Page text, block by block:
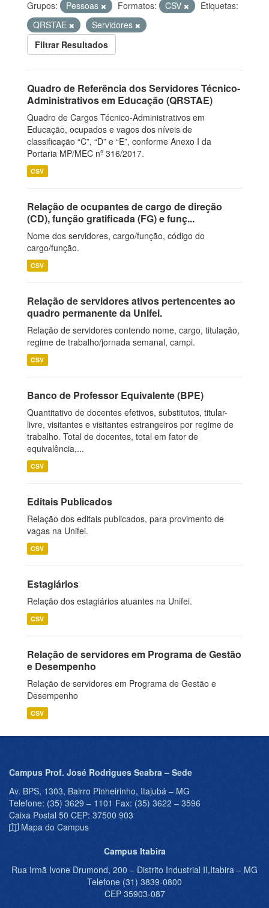
Grupos: Pessoas Formatos: CSV
Etiquetas:
QRSTAE
Servidores
Filtrar Resultados
Quadro de Referência dos Servidores Técnico-
Administrativos em Educação (QRSTAE)
Quadro de Cargos Técnico-Administrativos em
Educação, ocupados e vagos dos níveis de
classificação “C”, “D” e “E”, conforme Anexo I da
Portaria MP/MEC nº 316/2017.
CSV
Relação de ocupantes de cargo de direção
(CD), função gratificada (FG) e funç...
Nome dos servidores, cargo/função, código do
cargo/função.
CSV
Relação de servidores ativos pertencentes ao
quadro permanente da Unifei.
Relação de servidores contendo nome, cargo, titulação,
regime de trabalho/jornada semanal, campi.
CSV
Banco de Professor Equivalente (BPE)
Quantitativo de docentes efetivos, substitutos, titular-
livre, visitantes e visitantes estrangeiros por regime de
trabalho. Total de docentes, total em fator de
equivalência,...
CSV
Editais Publicados
Relação dos editais publicados, para provimento de
vagas na Unifei.
CSV
Estagiários
Relação dos estagiários atuantes na Unifei.
CSV
Relação de servidores em Programa de Gestão
e Desempenho
Relação de servidores em Programa de Gestão e
Desempenho
CSV
Campus Prof. José Rodrigues Seabra – Sede
Av. BPS, 1303, Bairro Pinheirinho, Itajubá – MG
Telefone: (35) 3629 – 1101 Fax: (35) 3622 – 3596
Caixa Postal 50 CEP: 37500 903
Mapa do Campus
Campus Itabira
Rua Irmã Ivone Drumond, 200 – Distrito Industrial II,Itabira – MG
Telefone (31) 3839-0800
CEP 35903-087